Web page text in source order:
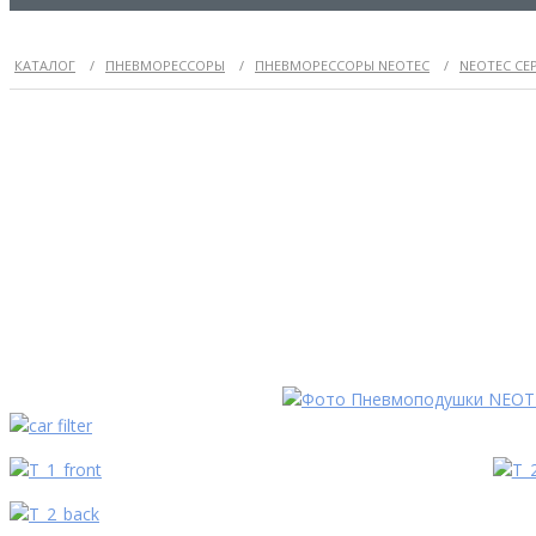
КАТАЛОГ / ПНЕВМОРЕССОРЫ / ПНЕВМОРЕССОРЫ NEOTEC / NEOTEC